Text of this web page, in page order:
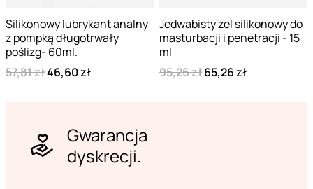
Silikonowy lubrykant analny
z pompką długotrwały
poślizg- 60ml.
57,81 zł46,60 zł
Jedwabisty żel silikonowy do
masturbacji i penetracji - 15
ml
95,26 zł65,26 zł
Gwarancja
dyskrecji.